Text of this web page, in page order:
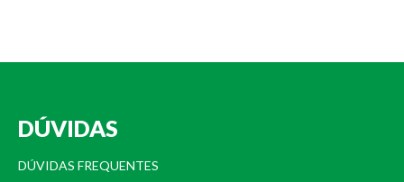
DÚVIDAS
DÚVIDAS FREQUENTES